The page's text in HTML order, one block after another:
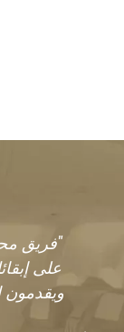
"فريق
على
ويقدمون